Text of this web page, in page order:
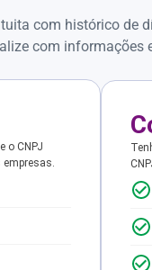
com histórico de
com informações
o CNPJ